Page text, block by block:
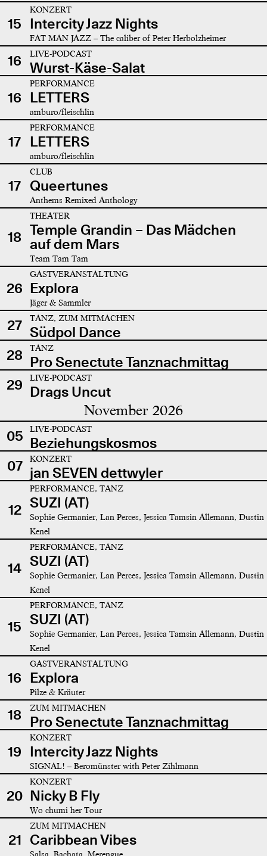
15
KONZERT
Intercity Jazz Nights
FAT MAN JAZZ – The caliber of Peter Herbolzheimer
16 LIVE-PODCAST
Wurst-Käse-Salat
16
PERFORMANCE
LETTERS
amburo/fleischlin
17
PERFORMANCE
LETTERS
amburo/fleischlin
17
CLUB
Queertunes
Anthems Remixed Anthology
18
THEATER
Temple Grandin – Das Mädchen
auf dem Mars
Team Tam Tam
26
GASTVERANSTALTUNG
Explora
Jäger & Sammler
27 TANZ, ZUM MITMACHEN
Südpol Dance
28
TANZ
Pro Senectute Tanznachmittag
29
LIVE-PODCAST
Drags Uncut
November 2026
05 LIVE-PODCAST
Beziehungskosmos
07
KONZERT
jan SEVEN dettwyler
12
PERFORMANCE, TANZ
SUZI (AT)
Sophie Germanier, Lan Perces, Jessica Tamsin Allemann, Dustin
Kenel
14
PERFORMANCE, TANZ
SUZI (AT)
Sophie Germanier, Lan Perces, Jessica Tamsin Allemann, Dustin
Kenel
15
PERFORMANCE, TANZ
SUZI (AT)
Sophie Germanier, Lan Perces, Jessica Tamsin Allemann, Dustin
Kenel
16
GASTVERANSTALTUNG
Explora
Pilze & Kräuter
18 ZUM MITMACHEN
Pro Senectute Tanznachmittag
19
KONZERT
Intercity Jazz Nights
SIGNAL! – Beromünster with Peter Zihlmann
20
KONZERT
Nicky B Fly
Wo chumi her Tour
21
ZUM MITMACHEN
Caribbean Vibes